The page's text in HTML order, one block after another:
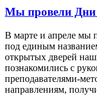
Мы провели Дни
В марте и апреле мы
под единым
открытых дверей
познакомились с
преподавателями-
направлениям,